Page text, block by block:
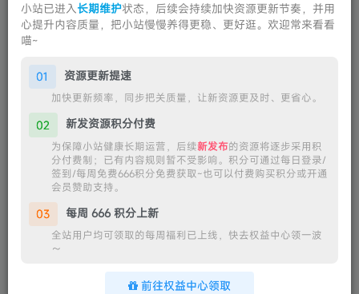
最后更新日期：2025年12月10日为了维护综合资源区的内容质
量，给所有成员提供一个整洁、高效、可持续的资源分享环境，
请发布者在...
综合资源 5 回复
8个月前更新 72次阅读
小站已进入长期维护状态，后续会持续加快资源更新节奏，并用
心提升内容质量，把小站慢慢养得更稳、更好逛。欢迎常来看看
喵~
01 资源更新提速
加快更新频率，同步把关质量，让新资源更及时、更省心。
02 新发资源积分付费
为保障小站健康长期运营，后续新发布的资源将逐步采用积
分付费制；已有内容规则暂不受影响。积分可通过每日登录/
签到/每周免费666积分免费获取~也可以付费购买积分或开通
会员赞助支持。
03 每周 666 积分上新
全站用户均可领取的每周福利已上线，快去权益中心领一波
～
前往权益中心领取